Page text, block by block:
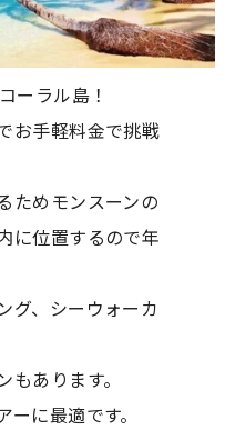
ーラル島！
お手軽料金で挑戦
ためモンスーンの
に位置するので年
グ、シーウォーカ
あります。
に最適です。